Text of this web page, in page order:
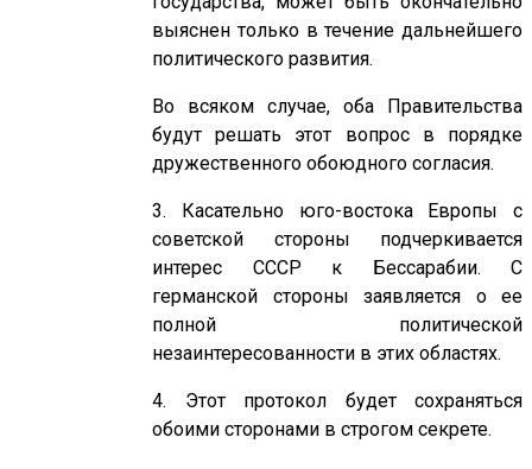
выяснен только в течение дальнейшего
политического развития.
Во всяком случае, оба Правительства
будут решать этот вопрос в порядке
дружественного обоюдного согласия.
3. Касательно юго-востока Европы с
советской стороны подчеркивается
интерес СССР к Бессарабии. С
германской стороны заявляется о ее
полной политической
незаинтересованности в этих областях.
4. Этот протокол будет сохраняться
обоими сторонами в строгом секрете.